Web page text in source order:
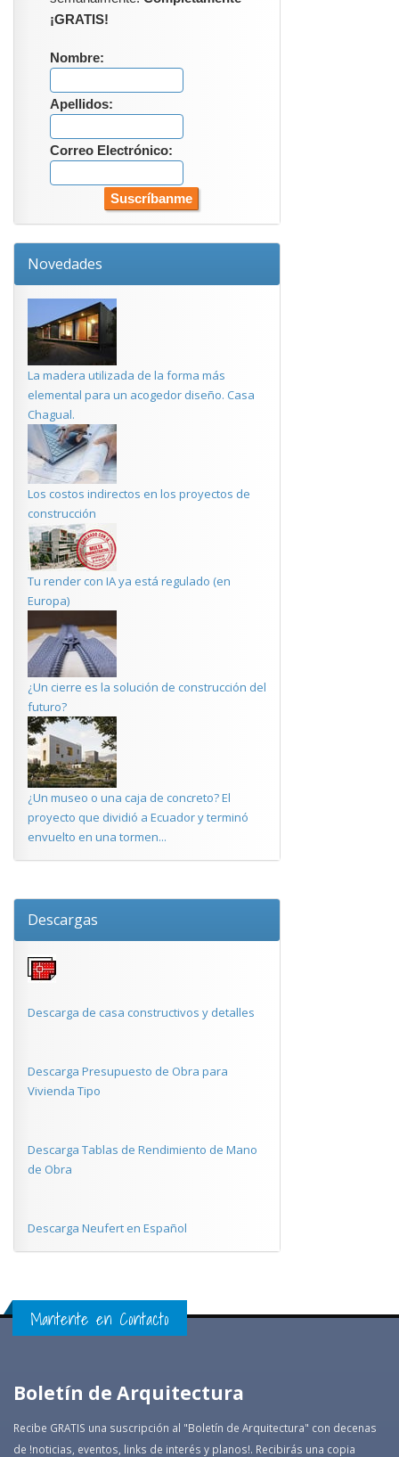
¡GRATIS!
Nombre:
Apellidos:
Correo Electrónico:
Novedades
La madera utilizada de la forma más
elemental para un acogedor diseño. Casa
Chagual.
Los costos indirectos en los proyectos de
construcción
Tu render con IA ya está regulado (en
Europa)
¿Un cierre es la solución de construcción del
futuro?
¿Un museo o una caja de concreto? El
proyecto que dividió a Ecuador y terminó
envuelto en una tormen...
Descargas
Descarga de casa constructivos y detalles
Descarga Presupuesto de Obra para
Vivienda Tipo
Descarga Tablas de Rendimiento de Mano
de Obra
Descarga Neufert en Español
Mantente en Contacto
Boletín de Arquitectura
Recibe GRATIS una suscripción al "Boletín de Arquitectura" con decenas
de !noticias, eventos, links de interés y planos!. Recibirás una copia